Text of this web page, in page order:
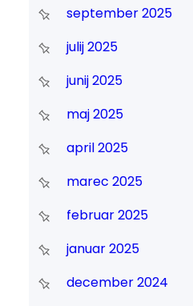
september 2025
julij 2025
junij 2025
maj 2025
april 2025
marec 2025
februar 2025
januar 2025
december 2024